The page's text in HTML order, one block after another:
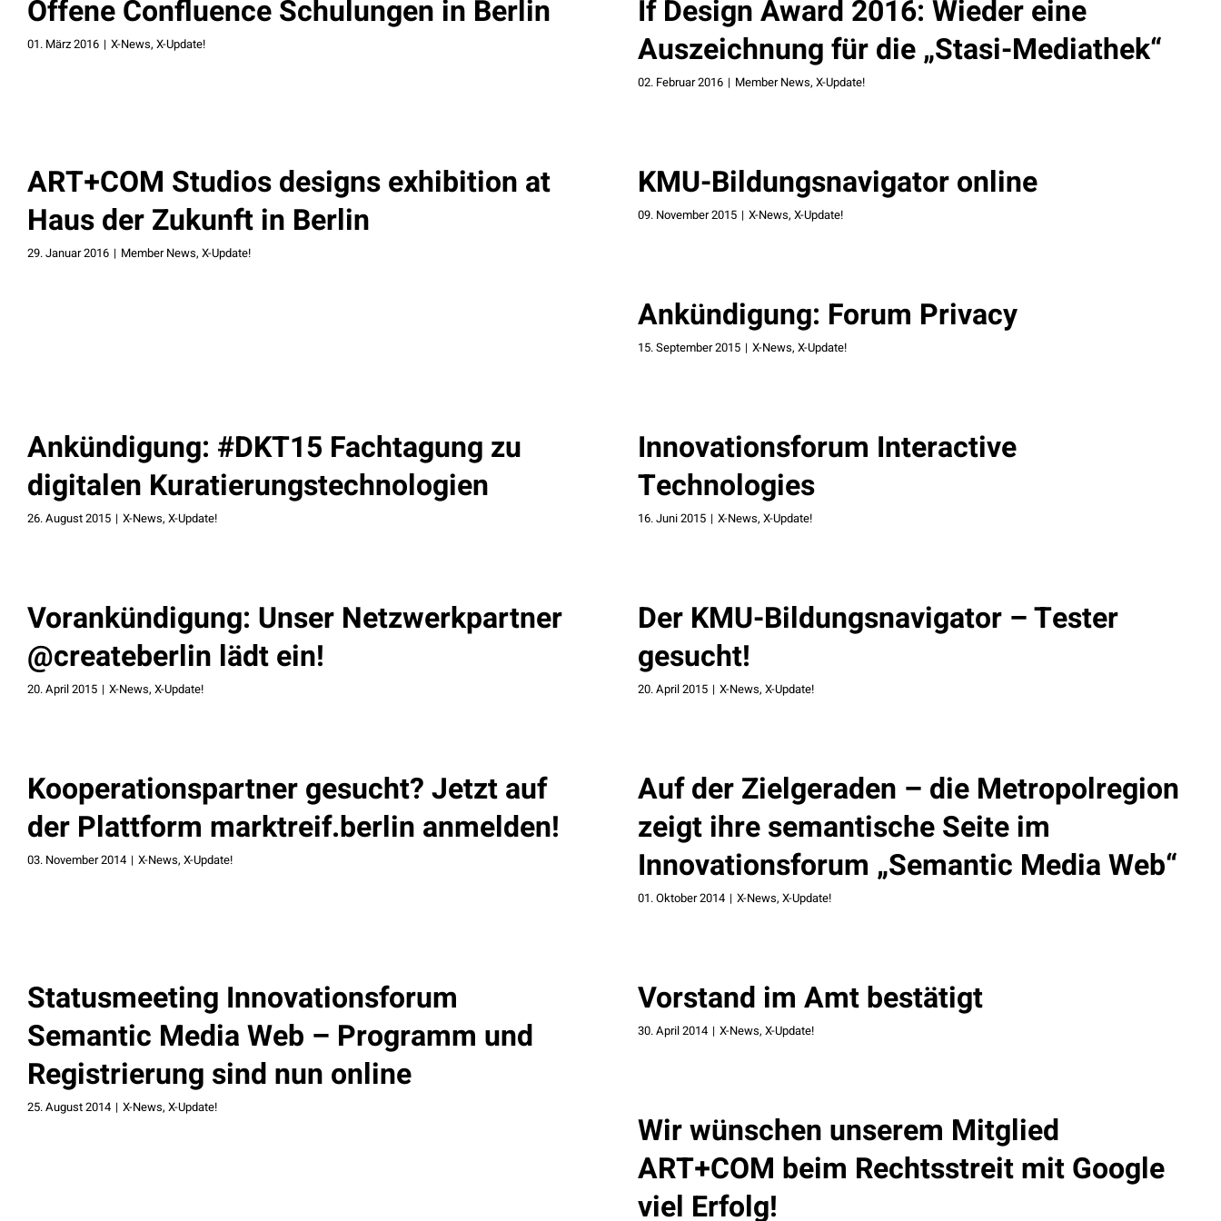
Offene Confluence Schulungen in Berlin
01. März 2016 | X-News, X-Update!
If Design Award 2016: Wieder eine
Auszeichnung für die „Stasi-Mediathek“
02. Februar 2016 | Member News, X-Update!
ART+COM Studios designs exhibition at
Haus der Zukunft in Berlin
29. Januar 2016 | Member News, X-Update!
KMU-Bildungsnavigator online
09. November 2015 | X-News, X-Update!
Ankündigung: Forum Privacy
15. September 2015 | X-News, X-Update!
Ankündigung: #DKT15 Fachtagung zu
digitalen Kuratierungstechnologien
26. August 2015 | X-News, X-Update!
Innovationsforum Interactive
Technologies
16. Juni 2015 | X-News, X-Update!
Vorankündigung: Unser Netzwerkpartner
@createberlin lädt ein!
20. April 2015 | X-News, X-Update!
Der KMU-Bildungsnavigator – Tester
gesucht!
20. April 2015 | X-News, X-Update!
Kooperationspartner gesucht? Jetzt auf
der Plattform marktreif.berlin anmelden!
03. November 2014 | X-News, X-Update!
Auf der Zielgeraden – die Metropolregion
zeigt ihre semantische Seite im
Innovationsforum „Semantic Media Web“
01. Oktober 2014 | X-News, X-Update!
Statusmeeting Innovationsforum
Semantic Media Web – Programm und
Registrierung sind nun online
25. August 2014 | X-News, X-Update!
Vorstand im Amt bestätigt
30. April 2014 | X-News, X-Update!
Wir wünschen unserem Mitglied
ART+COM beim Rechtsstreit mit Google
viel Erfolg!